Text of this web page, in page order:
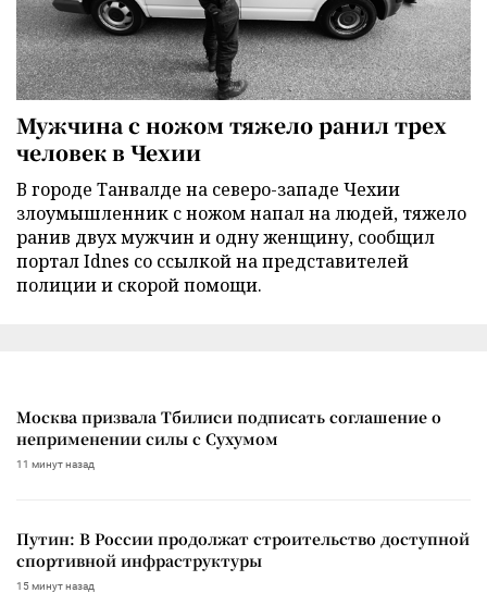
Мужчина с ножом тяжело ранил трех
человек в Чехии
В городе Танвалде на северо-западе Чехии
злоумышленник с ножом напал на людей, тяжело
ранив двух мужчин и одну женщину, сообщил
портал Idnes со ссылкой на представителей
полиции и скорой помощи.
Москва призвала Тбилиси подписать соглашение о
неприменении силы с Сухумом
11 минут назад
Путин: В России продолжат строительство доступной
спортивной инфраструктуры
15 минут назад